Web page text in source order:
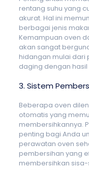
rentang suhu yang
akurat. Hal ini
berbagai jenis
Kemampuan oven
akan sangat
hidangan mulai dari
daging dengan
3. Sistem
Beberapa oven
otomatis yang
membersihkannya.
penting bagi Anda
perawatan oven
pembersihan yang
membersihkan